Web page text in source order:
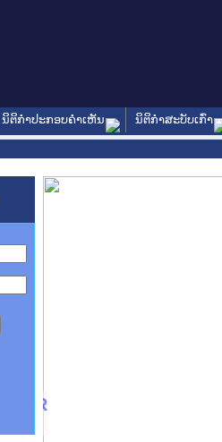
ນິຕິກໍາປະກອບຄໍາເຫັນ ນິຕິກໍາສະບັບເກົ່າ